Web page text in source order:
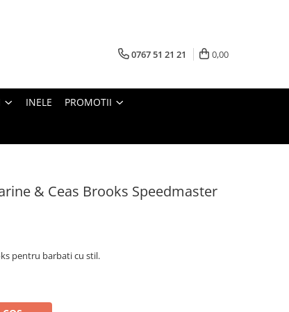
0767 51 21 21 0,00
INELE PROMOTII
& Ceas Brooks Speedmaster
pentru barbati cu stil.